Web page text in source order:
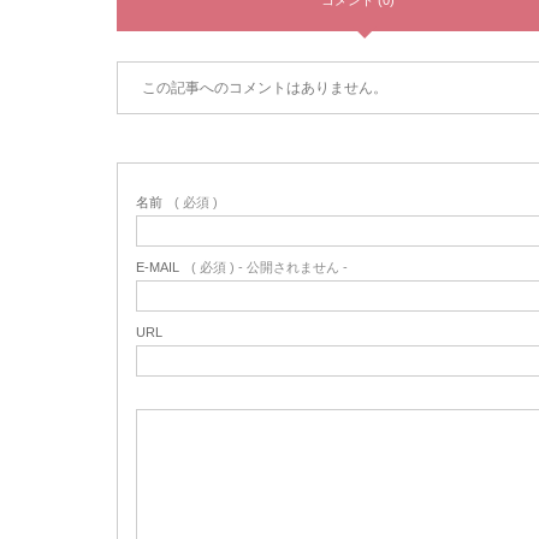
この記事へのコメントはありません。
名前 ( 必須 )
E-MAIL ( 必須 ) - 公開されません -
URL